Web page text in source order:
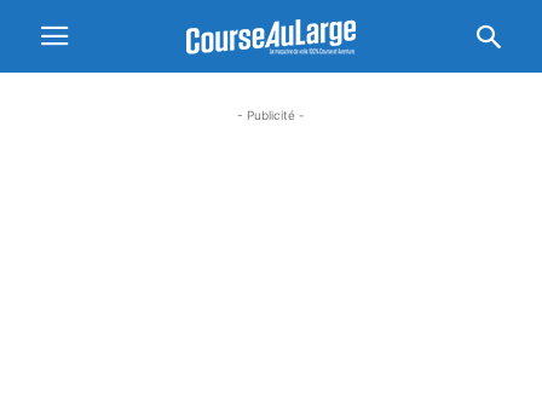
- Publicité -